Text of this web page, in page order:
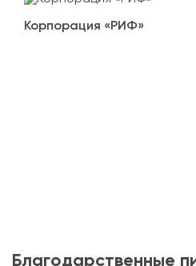
Корпорация «РИФ»
Благодарственные